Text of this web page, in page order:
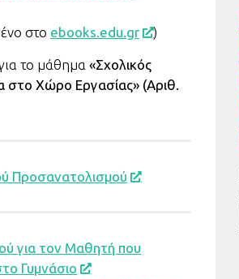
στο ebooks.edu.gr )
το μάθημα «Σχολικός
στο Χώρο Εργασίας» (Αριθ.
Προσανατολισμού
για τον Μαθητή που
Γυμνάσιο